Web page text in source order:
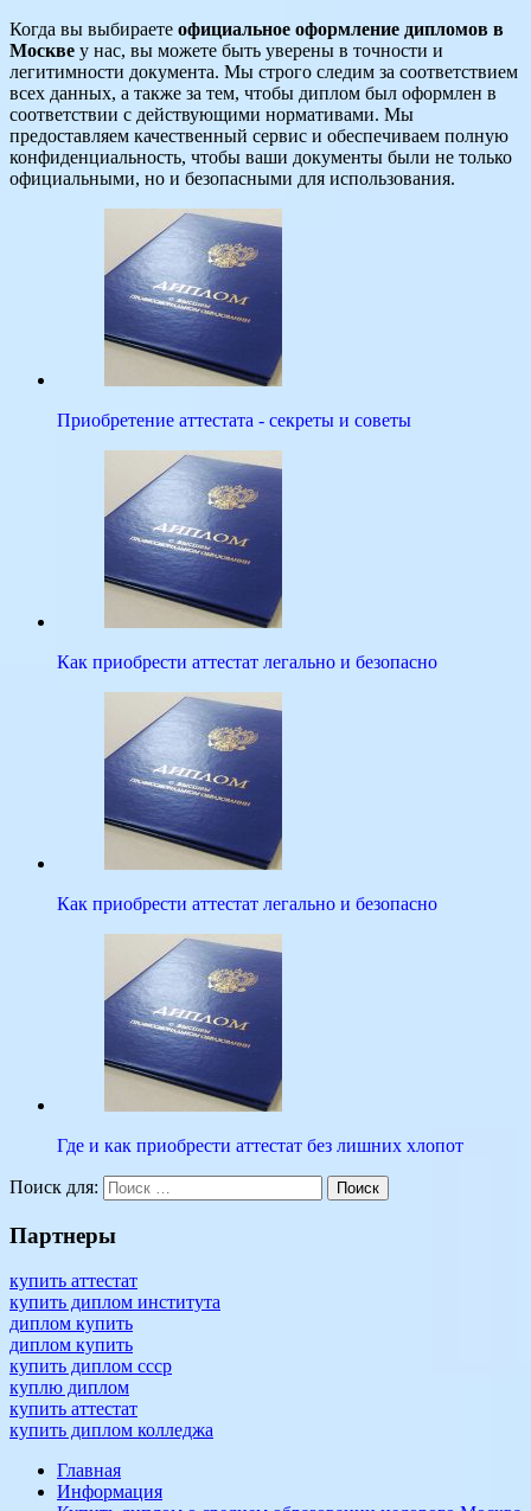
Когда вы выбираете официальное оформление дипломов в
Москве у нас, вы можете быть уверены в точности и
легитимности документа. Мы строго следим за соответствием
всех данных, а также за тем, чтобы диплом был оформлен в
соответствии с действующими нормативами. Мы
предоставляем качественный сервис и обеспечиваем полную
конфиденциальность, чтобы ваши документы были не только
официальными, но и безопасными для использования.
Приобретение аттестата - секреты и советы
Как приобрести аттестат легально и безопасно
Как приобрести аттестат легально и безопасно
Где и как приобрести аттестат без лишних хлопот
документкомпания проведенный
Поиск для: Поиск
Партнеры
купить аттестат
купить диплом института
диплом купить
диплом купить
купить диплом ссср
куплю диплом
купить аттестат
купить диплом колледжа
Главная
Информация